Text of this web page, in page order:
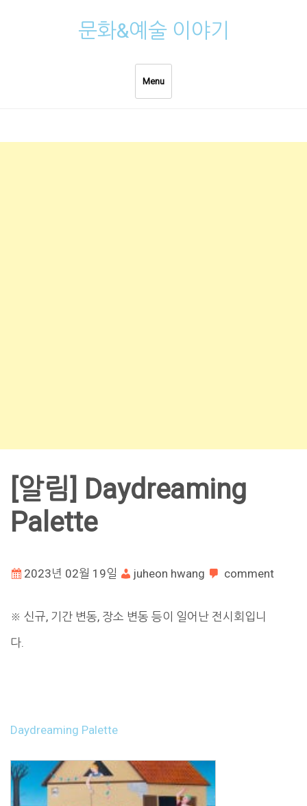
문화&예술 이야기
Menu
[알림] Daydreaming
Palette
2023년 02월 19일 juheon hwang comment
※ 신규, 기간 변동, 장소 변동 등이 일어난 전시회입니
다.
Daydreaming Palette